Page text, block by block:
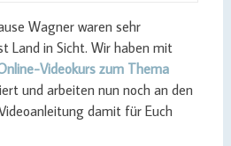
Wagner waren sehr
Land in Sicht. Wir haben mit
Videokurs zum Thema
und arbeiten nun noch an den
damit für Euch